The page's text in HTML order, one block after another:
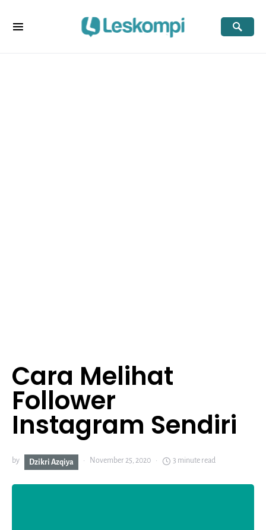
Cara Melihat
Follower
Instagram Sendiri
by Dzikri Azqiya November 25, 2020 3 minute read